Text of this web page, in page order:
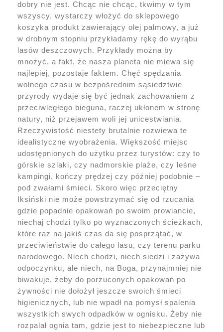
dobry nie jest. Chcąc nie chcąc, tkwimy w tym
wszyscy, wystarczy włożyć do sklepowego
koszyka produkt zawierający olej palmowy, a już
w drobnym stopniu przykładamy rękę do wyrąbu
lasów deszczowych. Przykłady można by
mnożyć, a fakt, że nasza planeta nie miewa się
najlepiej, pozostaje faktem. Chęć spędzania
wolnego czasu w bezpośrednim sąsiedztwie
przyrody wydaje się być jednak zachowaniem z
przeciwległego bieguna, raczej ukłonem w stronę
natury, niż przejawem woli jej unicestwiania.
Rzeczywistość niestety brutalnie rozwiewa te
idealistyczne wyobrażenia. Większość miejsc
udostępnionych do użytku przez turystów: czy to
górskie szlaki, czy nadmorskie plaże, czy leśne
kampingi, kończy prędzej czy później podobnie –
pod zwałami śmieci. Skoro więc przeciętny
Iksiński nie może powstrzymać się od rzucania
gdzie popadnie opakowań po swoim prowiancie,
niechaj chodzi tylko po wyznaczonych ścieżkach,
które raz na jakiś czas da się posprzątać, w
przeciwieństwie do całego lasu, czy terenu parku
narodowego. Niech chodzi, niech siedzi i zażywa
odpoczynku, ale niech, na Boga, przynajmniej nie
biwakuje, żeby do porzuconych opakowań po
żywności nie dołożył jeszcze swoich śmieci
higienicznych, lub nie wpadł na pomysł spalenia
wszystkich swych odpadków w ognisku. Żeby nie
rozpalał ognia tam, gdzie jest to niebezpieczne lub